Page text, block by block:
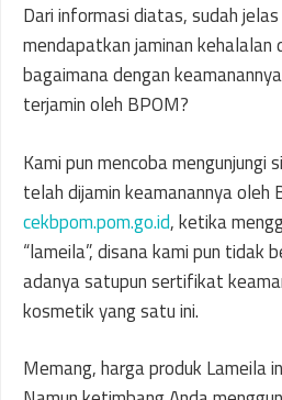
Dari informasi diatas, sudah
mendapatkan jaminan kehalalan
bagaimana dengan
terjamin oleh BPOM?
Kami pun mencoba mengunjungi
telah dijamin keamanannya oleh
cekbpom.pom.go.id, ketika
“lameila”, disana kami pun tidak
adanya satupun sertifikat
kosmetik yang satu ini.
Memang, harga produk Lameila